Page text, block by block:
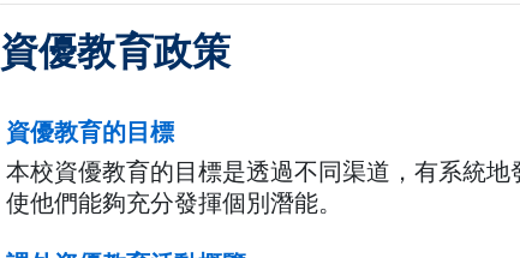
資優教育政策
資優教育的目標
本校資優教育的目標是透過不同渠道，有系統
使他們能夠充分發揮個別潛能。